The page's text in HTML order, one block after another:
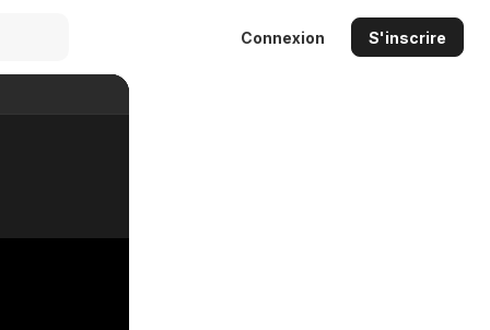
Connexion S'inscrire